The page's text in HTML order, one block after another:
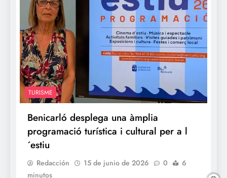
TURISME
Benicarló desplega una àmplia
programació turística i cultural per a l
´estiu
Redacción 15 de junio de 2026 0
6
minutos